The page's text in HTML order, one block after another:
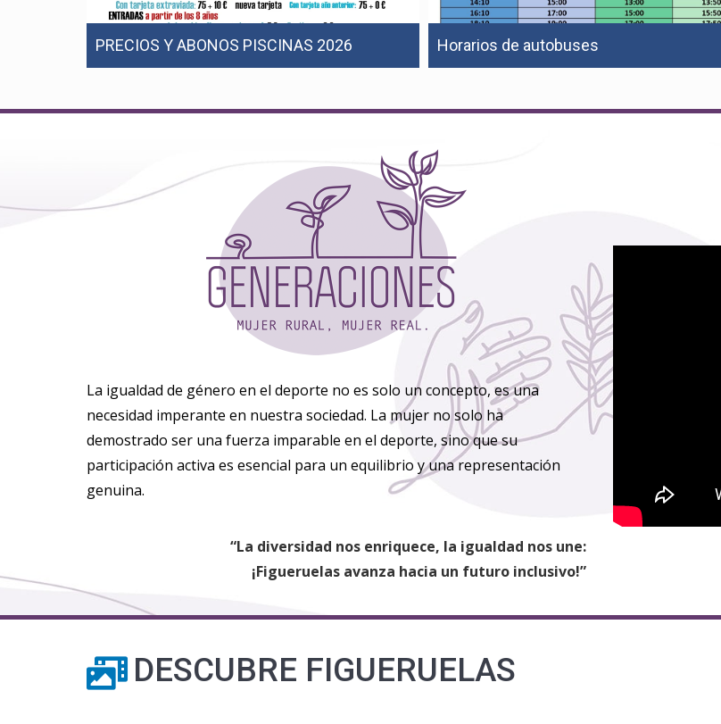
PRECIOS Y ABONOS PISCINAS 2026 Horarios de autobuses
La igualdad de género en el deporte no es solo un concepto, es una
necesidad imperante en nuestra sociedad. La mujer no solo ha
demostrado ser una fuerza imparable en el deporte, sino que su
participación activa es esencial para un equilibrio y una representación
genuina.
“La diversidad nos enriquece, la igualdad nos une:
¡Figueruelas avanza hacia un futuro inclusivo!”
DESCUBRE FIGUERUELAS